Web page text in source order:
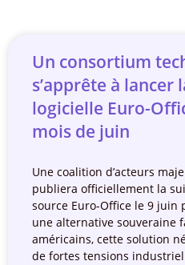
Un consortium
s’apprête à
logicielle Euro-
mois de juin
Une coalition d’acteurs
publiera officiellement la
source Euro-Office le 9 juin
une alternative souveraine
américains, cette solution
de fortes tensions